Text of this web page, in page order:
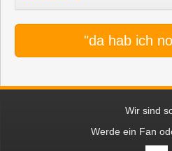
"da hab ich
Wir sind
Werde ein Fan